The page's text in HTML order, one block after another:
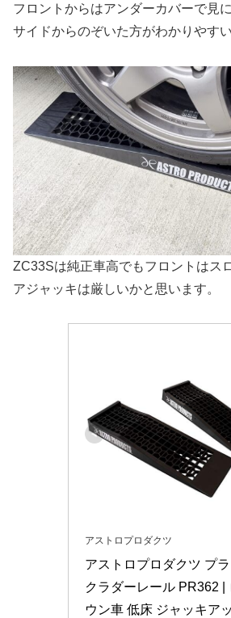
フロントからはアンダーカバーで見
サイドからのぞいた方がわかりやすい
ZC33Sは純正車高でもフロントはス
アジャッキは厳しいかと思います。
アストロプロダクツ
アストロプロダクツ プ
クラダーレール PR362 |
ウン車 低床 ジャッキア